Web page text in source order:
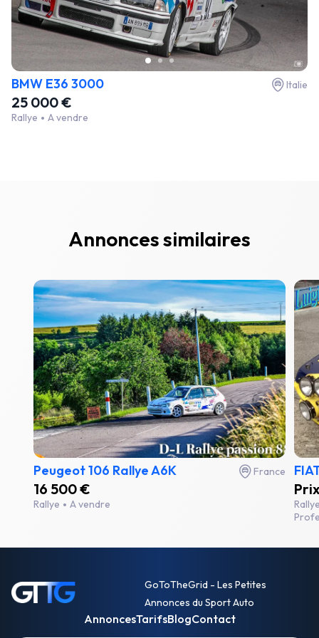
BMW E36 3000 Italie
25 000 €
Rallye A vendre
Annonces similaires
Peugeot 106 Rallye A6K France
16 500 €
Rallye A vendre
GoToTheGrid - Les Petites
Annonces du Sport Auto
AnnoncesTarifsBlogContact